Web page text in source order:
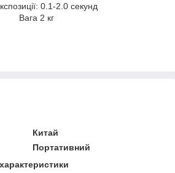
0.1-2.0 секунд
Вага 2 кг
Китай
Портативний